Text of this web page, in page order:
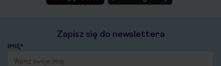
Zapisz się do newslettera
IMIĘ*